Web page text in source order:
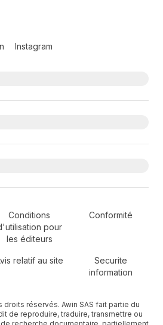
Instagram
Conditions
pour
les éditeurs
Conformité
relatif au site
Securite
information
droits réservés. Awin SAS fait partie du
de reproduire, traduire, transmettre ou